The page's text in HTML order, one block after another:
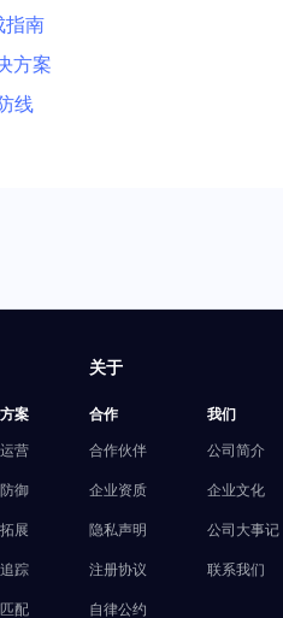
指南
方案
线
案
营
御
展
踪
配
关于
合作
合作伙伴
企业资质
隐私声明
注册协议
自律公约
我们
公司简介
企业文化
公司大事记
联系我们